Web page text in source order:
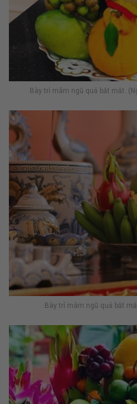
Bày trí mâm ngũ quả bắt mắt.
Bày trí mâm ngũ quả bắt